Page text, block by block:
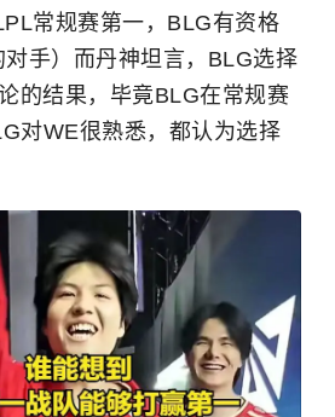
常规赛第一，BLG有资格
手）而丹神坦言，BLG选择
的结果，毕竟BLG在常规赛
对WE很熟悉，都认为选择